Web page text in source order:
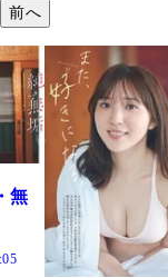
前へ